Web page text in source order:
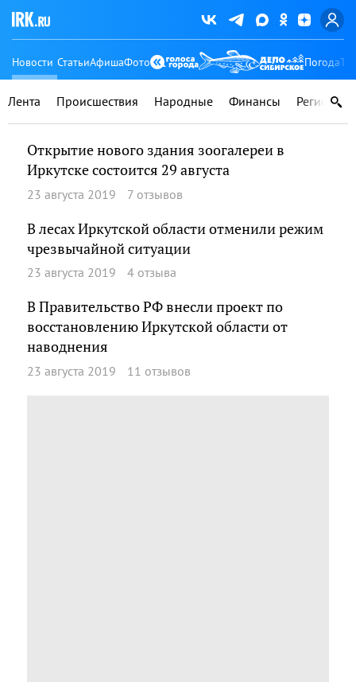
Новости СтатьиАфишаФото Погода
Лента Происшествия Народные Финансы Регионы
Открытие нового здания зоогалереи в
Иркутске состоится 29 августа
23 августа 2019 7 отзывов
В лесах Иркутской области отменили режим
чрезвычайной ситуации
23 августа 2019 4 отзыва
В Правительство РФ внесли проект по
восстановлению Иркутской области от
наводнения
23 августа 2019 11 отзывов